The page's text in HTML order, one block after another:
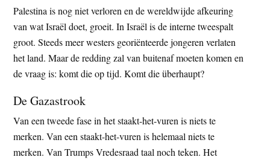
Palestina is nog niet verloren en de wereldwijde afkeuring
van wat Israël doet, groeit. In Israël is de interne tweespalt
groot. Steeds meer westers georiënteerde jongeren verlaten
het land. Maar de redding zal van buitenaf moeten komen en
de vraag is: komt die op tijd. Komt die überhaupt?
De Gazastrook
Van een tweede fase in het staakt-het-vuren is niets te
merken. Van een staakt-het-vuren is helemaal niets te
merken. Van Trumps Vredesraad taal noch teken. Het